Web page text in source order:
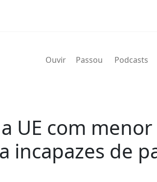
Ouvir Passou Podcasts
UE com
incapazes de